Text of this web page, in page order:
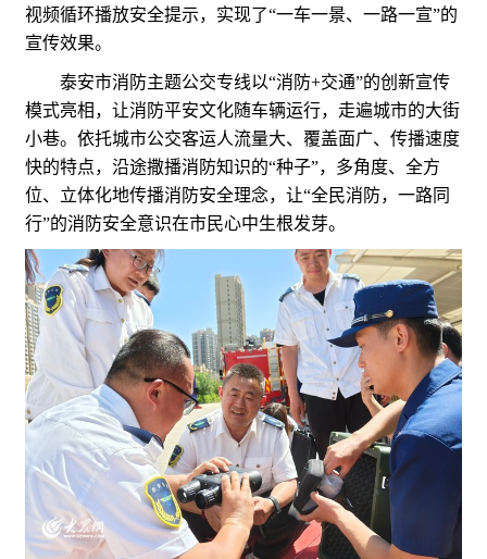
视频循环播放安全提示，实现了“一车一景、一路一宣”的
宣传效果。
泰安市消防主题公交专线以“消防+交通”的创新宣传
模式亮相，让消防平安文化随车辆运行，走遍城市的大街
小巷。依托城市公交客运人流量大、覆盖面广、传播速度
快的特点，沿途撒播消防知识的“种子”，多角度、全方
位、立体化地传播消防安全理念，让“全民消防，一路同
行”的消防安全意识在市民心中生根发芽。